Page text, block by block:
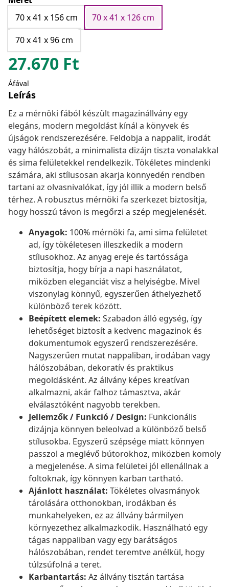
70 x 41 x 156 cm
70 x 41 x 126 cm
70 x 41 x 96 cm
27.670 Ft
Áfával
Leírás
Ez a mérnöki fából készült magazinállvány egy
elegáns, modern megoldást kínál a könyvek és
újságok rendszerezésére. Feldobja a nappalit, irodát
vagy hálószobát, a minimalista dizájn tiszta vonalakkal
és sima felületekkel rendelkezik. Tökéletes mindenki
számára, aki stílusosan akarja könnyedén rendben
tartani az olvasnivalókat, így jól illik a modern belső
térhez. A robusztus mérnöki fa szerkezet biztosítja,
hogy hosszú távon is megőrzi a szép megjelenését.
Anyagok: 100% mérnöki fa, ami sima felületet
ad, így tökéletesen illeszkedik a modern
stílusokhoz. Az anyag ereje és tartóssága
biztosítja, hogy bírja a napi használatot,
miközben eleganciát visz a helyiségbe. Mivel
viszonylag könnyű, egyszerűen áthelyezhető
különböző terek között.
Beépített elemek: Szabadon álló egység, így
lehetőséget biztosít a kedvenc magazinok és
dokumentumok egyszerű rendszerezésére.
Nagyszerűen mutat nappaliban, irodában vagy
hálószobában, dekoratív és praktikus
megoldásként. Az állvány képes kreatívan
alkalmazni, akár falhoz támasztva, akár
elválasztóként nagyobb terekben.
Jellemzők / Funkció / Design: Funkcionális
dizájnja könnyen beleolvad a különböző belső
stílusokba. Egyszerű szépsége miatt könnyen
passzol a meglévő bútorokhoz, miközben komoly
a megjelenése. A sima felületei jól ellenállnak a
foltoknak, így könnyen karban tartható.
Ajánlott használat: Tökéletes olvasmányok
tárolására otthonokban, irodákban és
munkahelyeken, ez az állvány bármilyen
környezethez alkalmazkodik. Használható egy
tágas nappaliban vagy egy barátságos
hálószobában, rendet teremtve anélkül, hogy
túlzsúfolná a teret.
Karbantartás: Az állvány tisztán tartása